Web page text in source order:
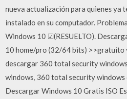
nueva actualización para quienes ya
instalado en su computador.
Windows 10 ☑(RESUELTO).
10 home/pro (32/64 bits) >>gratuito
descargar 360 total security
windows, 360 total security
Descargar Windows 10 Gratis ISO